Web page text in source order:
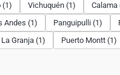
(1) Vichuquén (1) Calama
Andes (1) Panguipulli (1)
La Granja (1) Puerto Montt (1)